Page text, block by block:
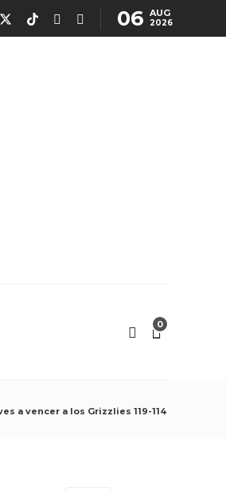
06 AUG
2026
0
a vencer a los Grizzlies 119-114